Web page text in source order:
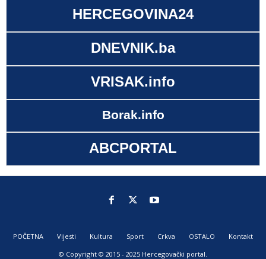
HERCEGOVINA24
DNEVNIK.ba
VRISAK.info
Borak.info
ABCPORTAL
POČETNA Vijesti Kultura Sport Crkva OSTALO
Kontakt
© Copyright © 2015 - 2025 Hercegovački portal.